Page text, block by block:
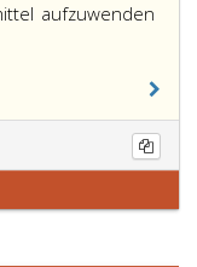
aufzuwenden